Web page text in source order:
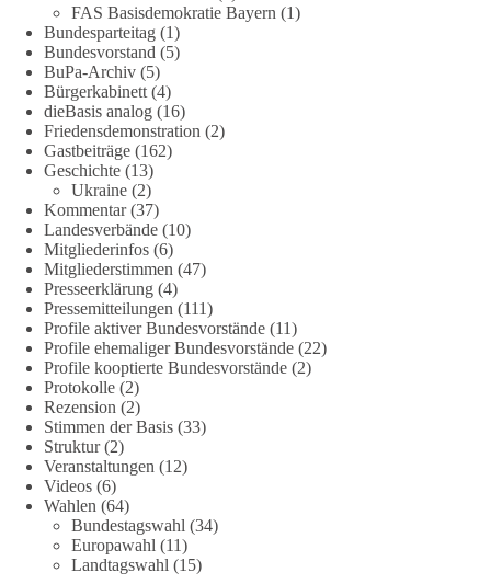
🟩🟩🟦🟦🟥🟥🟧🟧
Es ging weniger um fertige Antworten als um eine Debatte
darüber, wie Freiheit, Verantwortung, Naturschutz und
Grundrechte in einer demokratischen Gesellschaft künftig
miteinander in Einklang gebracht werden können.
#dieBasis #natur #grundrechte
38 7 8
DieBasis
2 Tage(n) zuvor
Jetzt dieBasis Sachsen-Anhalt unterstützen!
Die Landtagswahl 2026 in Sachsen-Anhalt findet am 6.
September statt. Die Inhalte stehen – jetzt müssen sie gesehen,
geteilt und diskutiert werden.
Folge unseren Kanälen:
Facebook:
https://www.facebook.com/groups/diebasissachsenanhalt/
FAS Basisdemokratie Bayern (1)
Bundesparteitag (1)
Bundesvorstand (5)
BuPa-Archiv (5)
Bürgerkabinett (4)
dieBasis analog (16)
Friedensdemonstration (2)
Gastbeiträge (162)
Geschichte (13)
Ukraine (2)
Kommentar(37)
Landesverbände (10)
Mitgliederinfos (6)
Mitgliederstimmen (47)
Presseerklärung (4)
Pressemitteilungen (111)
Profile aktiver Bundesvorstände (11)
Profile ehemaliger Bundesvorstände (22)
Profile kooptierte Bundesvorstände (2)
Protokolle (2)
Rezension (2)
Stimmen der Basis (33)
Struktur(2)
Veranstaltungen (12)
Videos (6)
Wahlen (64)
Bundestagswahl (34)
Europawahl (11)
Landtagswahl (15)